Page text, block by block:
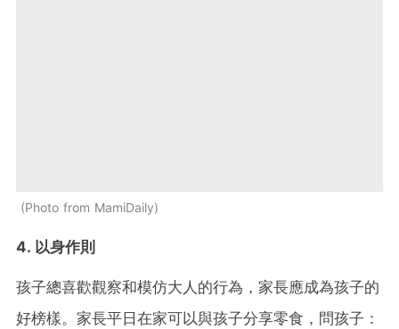
Photo from MamiDaily
4. 以身作則
孩子總喜歡觀察和模仿大人的行為，家長應成為孩子的
好榜樣。家長平日在家可以與孩子分享零食，問孩子：